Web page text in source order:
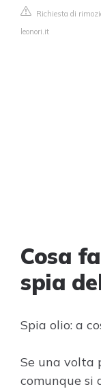
Richiesta di
leonori.it
Cosa
spia
Spia olio: a
Se una volta
comunque si